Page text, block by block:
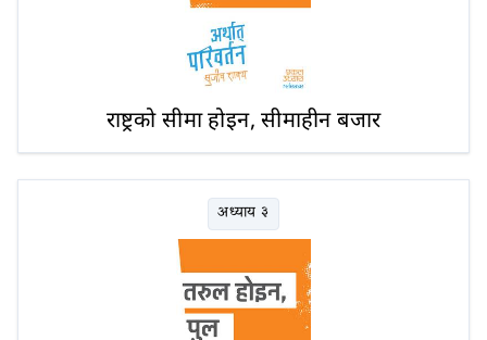
राष्ट्रको सीमा होइन, सीमाहीन बजार
अध्याय ३